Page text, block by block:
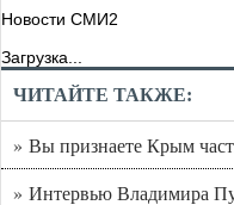
Новости СМИ2
Загрузка...
ЧИТАЙТЕ ТАКЖЕ:
» Вы признаете Крым
» Интервью Владимира